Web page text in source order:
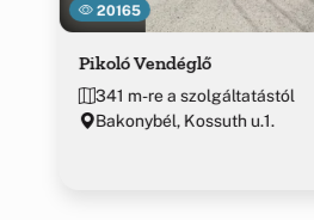
20165
Pikoló Vendéglő
341 m-re a szolgáltatástól
Bakonybél, Kossuth u.1.